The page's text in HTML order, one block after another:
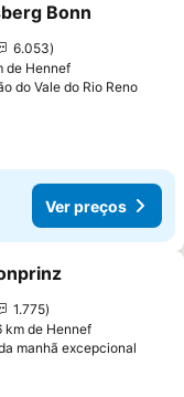
aos favoritos
Bonn
6.053
de Hennef
do Vale do Rio RenoVer
Ver preços
aos favoritos
1.775
km de Hennef
manhã excepcional